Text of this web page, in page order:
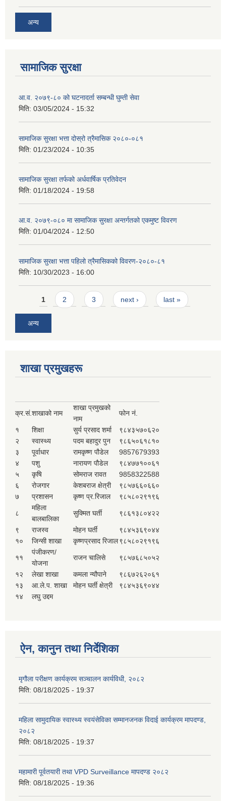
अन्य
सामाजिक सुरक्षा
आ.व. २०७९-८० को घटनादर्ता सम्बन्धी घुम्ती सेवा
मिति: 03/05/2024 - 15:32
सामाजिक सुरक्षा भत्ता दोस्रो त्रैमासिक २०८०-०८१
मिति: 01/23/2024 - 10:35
सामाजिक सुरक्षा तर्फको अर्धवार्षिक प्रतिवेदन
मिति: 01/18/2024 - 19:58
आ.व. २०७९-०८० मा सामाजिक सुरक्षा अन्तर्गतको एकमुष्ट विवरण
मिति: 01/04/2024 - 12:50
सामाजिक सुरक्षा भत्ता पहिलो त्रैमासिकको विवरण-२०८०-८१
मिति: 10/30/2023 - 16:00
Pages
1 2 3 next › last »
अन्य
शाखा प्रमुखहरू
क्र.सं.शाखाको नाम
शाखा प्रमुखको
नाम
फोन नं.
१ शिक्षा सुर्य प्रसाद शर्मा
९८४३५७०६२०
२
स्वास्थ्य पदम बहादुर पुन
९८६५०६१८१०
३
पूर्वाधार रामकृष्ण पौडेल
9857679393
४
पशु नारायण पौडेल
९८४७७१००६१
५
कृषि सोमराज रावत
9858322588
६
रोजगार केशबराज क्षेत्री
९८५७६६०६६०
७
प्रशासन कृष्ण प्र.रिजाल ९८५८०२९१९६
८
महिला
बालबालिका
सुक्मित घर्ती ९८६१३८०४२२
९ राजस्व मोहन घर्ती
९८४५३६९०४४
१०
जिन्सी शाखा कृष्णप्रसाद रिजाल९८५८०२९१९६
११
पंजीकरण/
योजना
राजन चालिसे ९८५७६८५०५२
१२ लेखा शाखा कमला न्यौपाने
९८६७२६२०६१
१३
आ.ले.प. शाखा मोहन घर्ती क्षेत्री
९८४५३६९०४४
१४
लघु उद्दम
ऐन, कानुन तथा निर्देशिका
मृगौला परीक्षण कार्यक्रम सञ्चालन कार्यविधी, २०८२
मिति: 08/18/2025 - 19:37
महिला सामुदायिक स्वास्थ्य स्वयंसेविका सम्मानजनक विदाई कार्यक्रम मापदण्ड,
२०८२
मिति: 08/18/2025 - 19:37
महामारी पूर्वतयारी तथा VPD Surveillance मापदण्ड २०८२
मिति: 08/18/2025 - 19:36